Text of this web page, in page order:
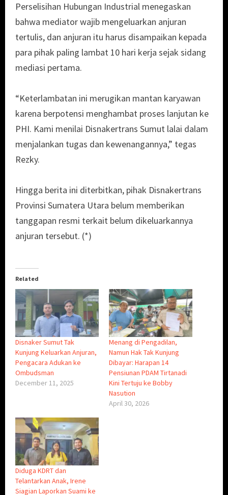
Perselisihan Hubungan Industrial menegaskan
bahwa mediator wajib mengeluarkan anjuran
tertulis, dan anjuran itu harus disampaikan kepada
para pihak paling lambat 10 hari kerja sejak sidang
mediasi pertama.
“Keterlambatan ini merugikan mantan karyawan
karena berpotensi menghambat proses lanjutan ke
PHI. Kami menilai Disnakertrans Sumut lalai dalam
menjalankan tugas dan kewenangannya,” tegas
Rezky.
Hingga berita ini diterbitkan, pihak Disnakertrans
Provinsi Sumatera Utara belum memberikan
tanggapan resmi terkait belum dikeluarkannya
anjuran tersebut. (*)
Related
Disnaker Sumut Tak
Kunjung Keluarkan Anjuran,
Pengacara Adukan ke
Ombudsman
December 11, 2025
Menang di Pengadilan,
Namun Hak Tak Kunjung
Dibayar: Harapan 14
Pensiunan PDAM Tirtanadi
Kini Tertuju ke Bobby
Nasution
April 30, 2026
Diduga KDRT dan
Telantarkan Anak, Irene
Siagian Laporkan Suami ke